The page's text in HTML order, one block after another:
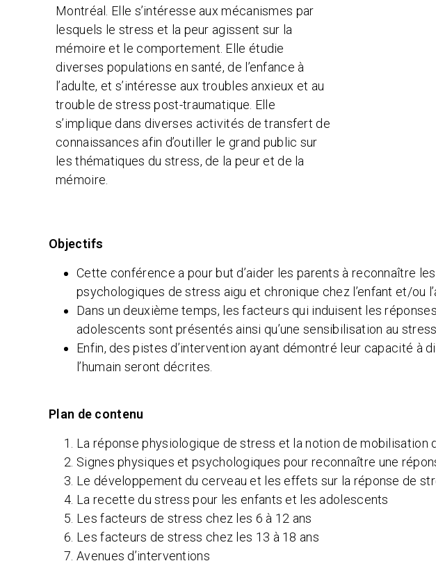
Montréal. Elle s’intéresse aux mécanismes par
lesquels le stress et la peur agissent sur la
mémoire et le comportement. Elle étudie
diverses populations en santé, de l’enfance à
l’adulte, et s’intéresse aux troubles anxieux et au
trouble de stress post-traumatique. Elle
s’implique dans diverses activités de transfert de
connaissances afin d’outiller le grand public sur
les thématiques du stress, de la peur et de la
mémoire.
Objectifs
Cette conférence a pour but d’aider les parents à reconnaître
psychologiques de stress aigu et chronique chez l’enfant et/ou
Dans un deuxième temps, les facteurs qui induisent les
adolescents sont présentés ainsi qu’une sensibilisation au
Enfin, des pistes d’intervention ayant démontré leur capacité à
l’humain seront décrites.
Plan de contenu
La réponse physiologique de stress et la notion de mobilisation
Signes physiques et psychologiques pour reconnaître une
Le développement du cerveau et les effets sur la réponse de
La recette du stress pour les enfants et les adolescents
Les facteurs de stress chez les 6 à 12 ans
Les facteurs de stress chez les 13 à 18 ans
Avenues d’interventions